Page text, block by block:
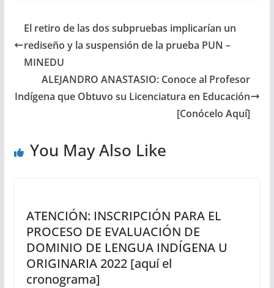
El retiro de las dos subpruebas implicarían un
rediseño y la suspensión de la prueba PUN –
MINEDU
ALEJANDRO ANASTASIO: Conoce al Profesor
Indígena que Obtuvo su Licenciatura en Educación
[Conócelo Aquí]
You May Also Like
ATENCIÓN: INSCRIPCIÓN PARA EL
PROCESO DE EVALUACIÓN DE
DOMINIO DE LENGUA INDÍGENA U
ORIGINARIA 2022 [aquí el
cronograma]